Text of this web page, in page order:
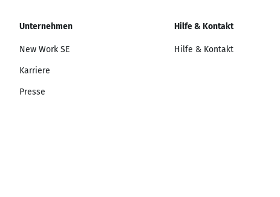
Unternehmen
New Work SE
Karriere
Presse
Hilfe & Kontakt
Hilfe & Kontakt